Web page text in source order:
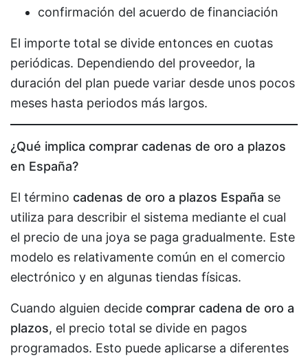
confirmación del acuerdo de financiación
El importe total se divide entonces en cuotas
periódicas. Dependiendo del proveedor, la
duración del plan puede variar desde unos pocos
meses hasta periodos más largos.
¿Qué implica comprar cadenas de oro a plazos
en España?
El término cadenas de oro a plazos España se
utiliza para describir el sistema mediante el cual
el precio de una joya se paga gradualmente. Este
modelo es relativamente común en el comercio
electrónico y en algunas tiendas físicas.
Cuando alguien decide comprar cadena de oro a
plazos, el precio total se divide en pagos
programados. Esto puede aplicarse a diferentes